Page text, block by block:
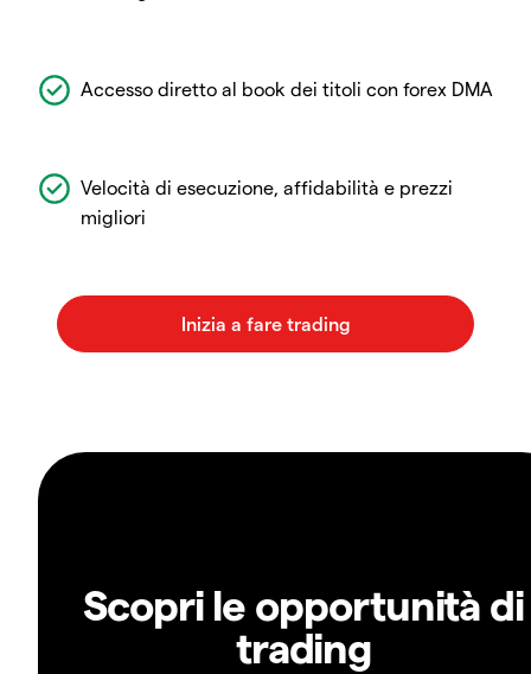
Accesso diretto al book dei titoli con forex DMA
Velocità di esecuzione, affidabilità e prezzi
migliori
Scopri le opportunità di
trading